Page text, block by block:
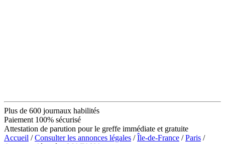
Plus de 600 journaux habilités
Paiement 100% sécurisé
Attestation de parution pour le greffe immédiate et gratuite
Accueil /Consulter les annonces légales /Île-de-France /Paris /